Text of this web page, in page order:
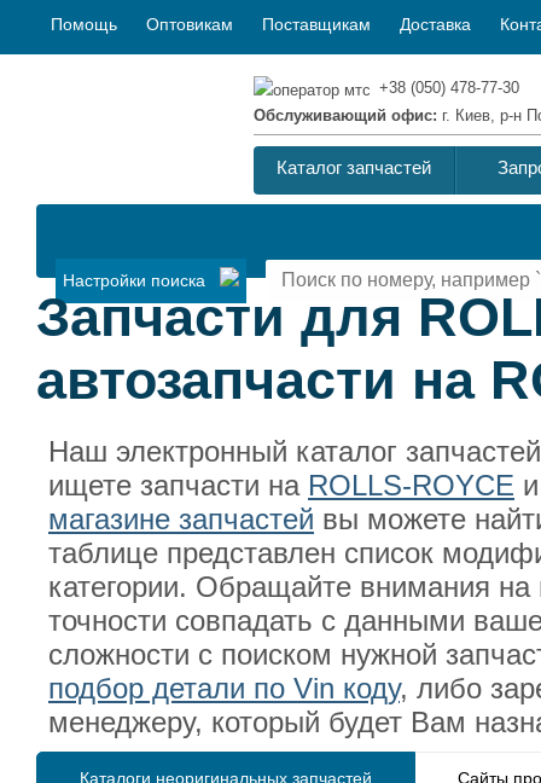
Помощь Оптовикам Поставщикам Доставка
+38 (050) 478-77-30
Обслуживающий офис: г. Киев, р-н
Каталог запчастей
Настройки поиска
Запчасти для
автозапчасти на
Наш электронный каталог
ищете запчасти на ROLLS-ROYCE
магазине запчастей вы можете
таблице представлен список
категории. Обращайте внимания
точности совпадать с данными
сложности с поиском нужной
подбор детали по Vin коду, либо
менеджеру, который будет Вам
Каталоги неоригинальных запчастей Сайты